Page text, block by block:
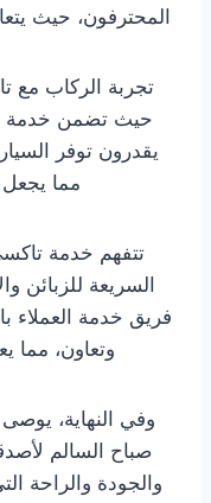
المحترفون، حيث
تجربة الركاب مع
حيث تضمن خدمة
يقدرون توفر
مما
تتفهم خدمة
السريعة للزبائن
فريق خدمة العملاء
وتعاون، مما
وفي النهاية،
صباح السالم
والجودة والراحة